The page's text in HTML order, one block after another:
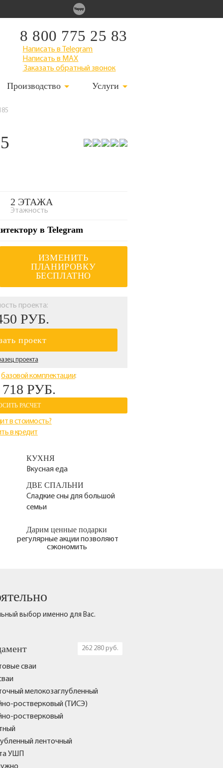
8 800 775 25 83
Написать в Telegram
Написать в MAX
Заказать обратный звонок
Производство Услуги
2 ЭТАЖА
Этажность
в Telegram
ИЗМЕНИТЬ
ПЛАНИРОВКУ
БЕСПЛАТНО
проекта:
РУБ.
проект
проекта
базовой комплектации:
718 РУБ.
РАСЧЕТ
в стоимость?
в кредит
КУХНЯ
Вкусная еда
ДВЕ СПАЛЬНИ
Сладкие сны для большой
семьи
Дарим ценные подарки
регулярные акции позволяют
сэкономить
выбор именно для Вас.
262 280 руб.
сваи
мелокозаглубленный
ростверковый (ТИСЭ)
ростверковый
ленточный
УШП